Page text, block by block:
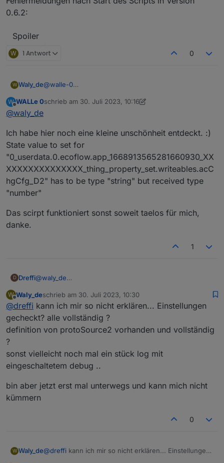
0.6.2:
Spoiler
W 1 Antwort 0
W Waly_de@walle-0
W
Offline
WALLe 0schrieb am 30. Juli 2023, 10:16
zuletzt editiert von WALLe 0
@waly_de
Ich habe hier noch eine kleine unschönheit entdeckt. :)
State value to set for
"0_userdata.0.ecoflow.app_1668913565281660930_XX
XXXXXXXXXXXXXX_thing_property_set.writeables.acC
hgCfg_D2" has to be type "string" but received type
"number"
Das scirpt funktioniert sonst soweit taelos für mich,
danke.
1
D Dreffi@waly_de
Spoiler
W
Offline
Waly_deschrieb am 30. Juli 2023, 10:30
zuletzt editiert von
@dreffi kann ich mir so nicht erklären... Einstellungen
gecheckt? alle vollständig ?
definition von protoSource2 vorhanden und vollständig
?
sonst vielleicht noch mal ein stück log mit
eingeschaltetem debug ..
bin aber jetzt erst mal unterwegs und kann mich nicht
kümmern
0
W Waly_de@dreffi kann ich mir so nicht erklären... Einstellungen